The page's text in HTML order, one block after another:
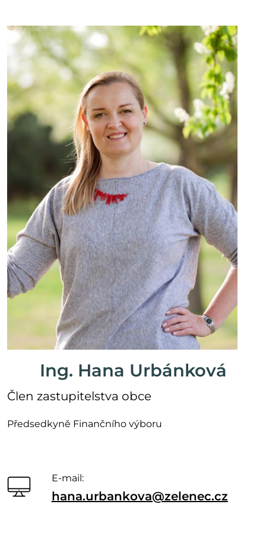
Ing. Hana Urbánková
Člen zastupitelstva obce
Předsedkyně Finančního výboru
E-mail:
hana.urbankova@zelenec.cz